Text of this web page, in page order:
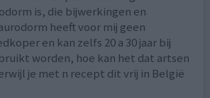
is, die bijwerkingen en
heeft voor mij geen
en kan zelfs 20 a 30 jaar bij
worden, hoe kan het dat artsen
je met n recept dit vrij in België